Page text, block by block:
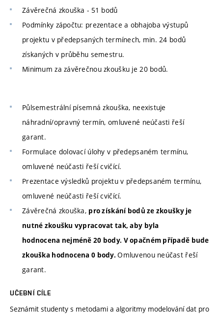
Závěrečná zkouška - 51 bodů
Podmínky zápočtu: prezentace a obhajoba výstupů
projektu v předepsaných termínech, min. 24 bodů
získaných v průběhu semestru.
Minimum za závěrečnou zkoušku je 20 bodů.
Půlsemestrální písemná zkouška, neexistuje
náhradní/opravný termín, omluvené neúčasti řeší
garant.
Formulace dolovací úlohy v předepsaném termínu,
omluvené neúčasti řeší cvičící.
Prezentace výsledků projektu v předepsaném termínu,
omluvené neúčasti řeší cvičící.
Závěrečná zkouška, pro získání bodů ze zkoušky je
nutné zkoušku vypracovat tak, aby byla
hodnocena nejméně 20 body. V opačném případě bude
zkouška hodnocena 0 body.Omluvenou neúčast řeší
garant.
UČEBNÍ CÍLE
Seznámit studenty s metodami a algoritmy modelování dat pro